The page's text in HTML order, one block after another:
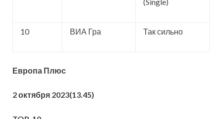
10 ВИА Гра Так сильно
Европа Плюс
2 октября 2023(13.45)